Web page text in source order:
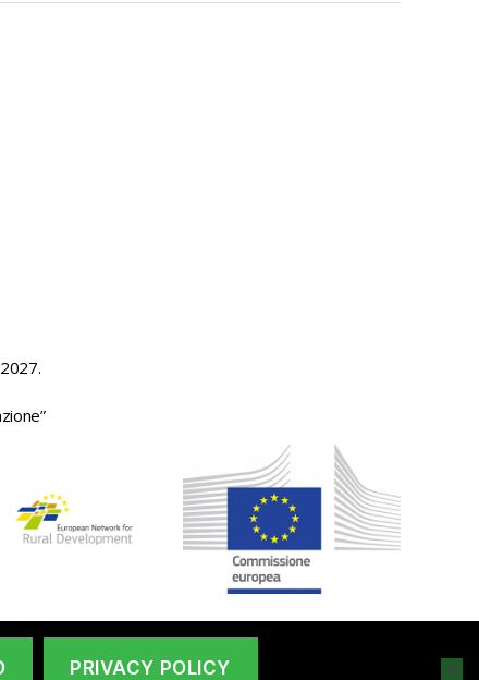
PRIVACY POLICY